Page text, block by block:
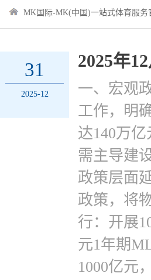
MK国际-MK(中国)一站式体育服务
31
2025-12
2025年
一、宏观
工作，明
达140万
需主导建
政策层面
政策，将
行：开展
元1年期
1000亿元